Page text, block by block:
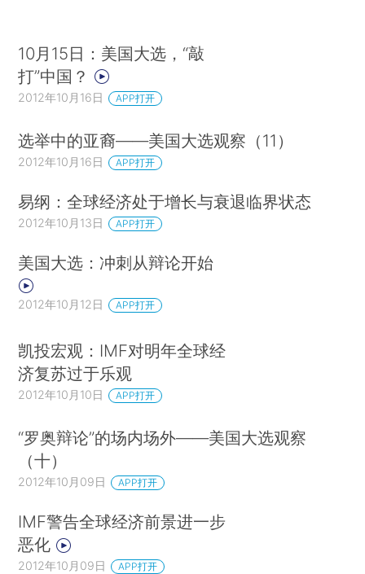
10月15日：美国大选，“敲
打”中国？
2012年10月16日 APP打开
选举中的亚裔——美国大选观察（11）
2012年10月16日 APP打开
易纲：全球经济处于增长与衰退临界状态
2012年10月13日 APP打开
美国大选：冲刺从辩论开始
2012年10月12日 APP打开
凯投宏观：IMF对明年全球经
济复苏过于乐观
2012年10月10日 APP打开
“罗奥辩论”的场内场外——美国大选观察
（十）
2012年10月09日 APP打开
IMF警告全球经济前景进一步
恶化
2012年10月09日 APP打开